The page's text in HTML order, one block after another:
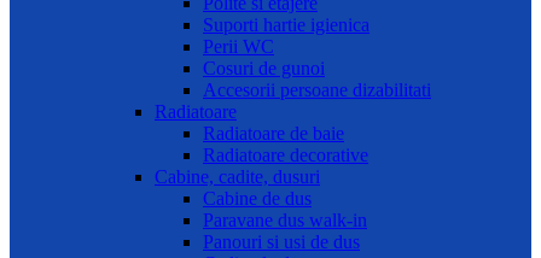
Suporti hartie igienica
Perii WC
Cosuri de gunoi
Accesorii persoane dizabilitati
Radiatoare
Radiatoare de baie
Radiatoare decorative
Cabine, cadite, dusuri
Cabine de dus
Paravane dus walk-in
Panouri si usi de dus